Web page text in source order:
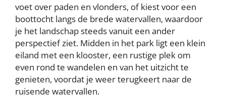
voet over paden en vlonders, of kiest voor een
boottocht langs de brede watervallen, waardoor
je het landschap steeds vanuit een ander
perspectief ziet. Midden in het park ligt een klein
eiland met een klooster, een rustige plek om
even rond te wandelen en van het uitzicht te
genieten, voordat je weer terugkeert naar de
ruisende watervallen.